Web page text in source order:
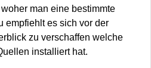
man eine bestimmte
empfiehlt es sich vor der
zu verschaffen welche
installiert hat.